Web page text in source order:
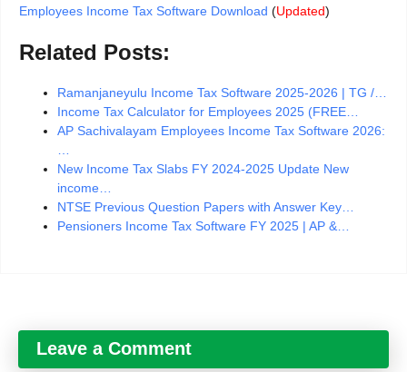
Employees Income Tax Software Download (Updated)
Related Posts:
Ramanjaneyulu Income Tax Software 2025-2026 | TG /…
Income Tax Calculator for Employees 2025 (FREE…
AP Sachivalayam Employees Income Tax Software 2026:
New Income Tax Slabs FY 2024-2025 Update New
income…
NTSE Previous Question Papers with Answer Key…
Pensioners Income Tax Software FY 2025 | AP &…
Leave a Comment